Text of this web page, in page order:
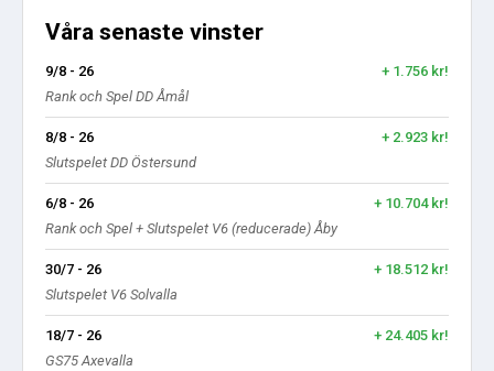
Våra senaste vinster
9/8 - 26
+ 1.756 kr!
Rank och Spel DD Åmål
8/8 - 26
+ 2.923 kr!
Slutspelet DD Östersund
6/8 - 26
+ 10.704 kr!
Rank och Spel + Slutspelet V6 (reducerade) Åby
30/7 - 26
+ 18.512 kr!
Slutspelet V6 Solvalla
18/7 - 26
+ 24.405 kr!
GS75 Axevalla